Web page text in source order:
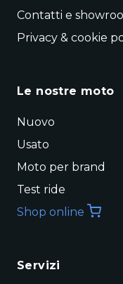
Contatti e
Privacy & cookie
Le nostre moto
Nuovo
Usato
Moto per brand
Test ride
Shop online
Servizi